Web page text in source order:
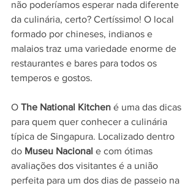
não poderíamos esperar nada diferente
da culinária, certo? Certíssimo! O local
formado por chineses, indianos e
malaios traz uma variedade enorme de
restaurantes e bares para todos os
temperos e gostos.
O The National Kitchen é uma das dicas
para quem quer conhecer a culinária
típica de Singapura. Localizado dentro
do Museu Nacional e com ótimas
avaliações dos visitantes é a união
perfeita para um dos dias de passeio na